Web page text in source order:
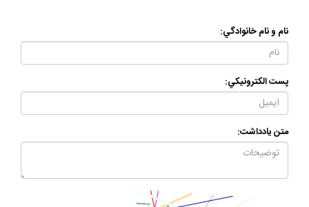
نام و نام خانوادگي:
پست الكترونيكي:
متن يادداشت: